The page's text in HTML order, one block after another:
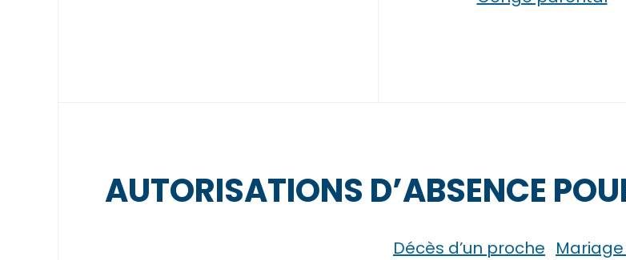
AUTORISATIONS D’ABSENCE
Décès d’un proche